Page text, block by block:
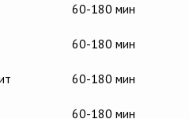
60-180 мин
60-180 мин
60-180 мин
60-180 мин